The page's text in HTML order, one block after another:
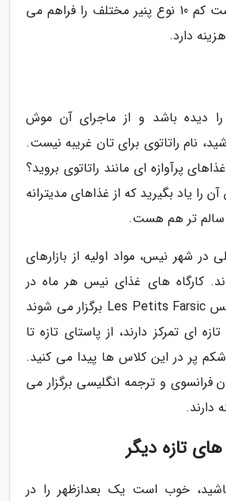
امکان آشنایی با دست کم 10 نوع پنیر مختلف را فراهم می
را دیده باشد و از ماجرای آن موش
نام راتاتوی برای تان غریبه نیست.
پرآوازه ای مانند راتاتوی بروید؟
را یاد بگیرید که از غذاهای مدیترانه
سالم تر هم هست.
در شهر نیس، مواد اولیه از بازارهای
کارگاه های غذای نیس هر ماه در
کلاس لِ پوتی فارسیس Les Petits Farsic برگزار می شوند
ای تمرکز دارند، از پاستای تازه تا
پر در این کلاس ها پیدا می کنید.
فرانسوی و ترجمه انگلیسی برگزار می
تازه دیگر
خوب است یک بعدازظهر را در